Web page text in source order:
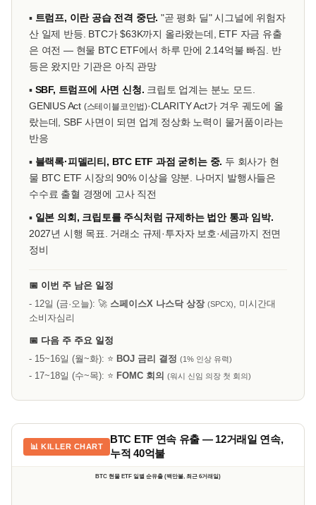
▪ 트럼프, 이란 공습 전격 중단. "곧 평화 딜" 시그널에 위험자
산 일제 반등. BTC가 $63K까지 올라왔는데, ETF 자금 유출
은 여전 — 현물 BTC ETF에서 하루 만에 2.14억불 빠짐. 반
등은 왔지만 기관은 아직 관망
▪ SBF, 트럼프에 사면 신청. 크립토 업계는 분노 모드.
GENIUS Act (스테이블코인법)·CLARITY Act가 겨우 궤도에 올
랐는데, SBF 사면이 되면 업계 정상화 노력이 물거품이라는
반응
▪ 블랙록·피델리티, BTC ETF 과점 굳히는 중. 두 회사가 현
물 BTC ETF 시장의 90% 이상을 양분. 나머지 발행사들은
수수료 출혈 경쟁에 고사 직전
▪ 일본 의회, 크립토를 주식처럼 규제하는 법안 통과 임박.
2027년 시행 목표. 거래소 규제·투자자 보호·세금까지 전면
정비
📅 이번 주 남은 일정
- 12일 (금·오늘): 🚀 스페이스X 나스닥 상장 (SPCX), 미시간대
소비자심리
📅 다음 주 주요 일정
- 15~16일 (월~화): ⭐ BOJ 금리 결정 (1% 인상 유력)
- 17~18일 (수~목): ⭐ FOMC 회의 (워시 신임 의장 첫 회의)
📊 KILLER CHART
BTC ETF 연속 유출 — 12거래일 연속,
누적 40억불
BTC 현물 ETF 일별 순유출 (백만불, 최근 6거래일)